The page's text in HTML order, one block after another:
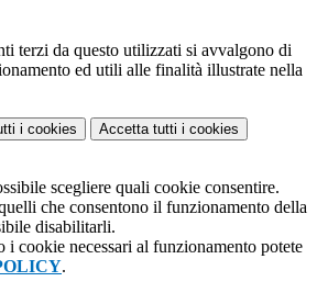
terzi da questo utilizzati si avvalgono di
ed utili alle finalità illustrate nella
i cookies Accetta tutti i cookies
scegliere quali cookie consentire.
che consentono il funzionamento della
disabilitarli.
i cookie necessari al funzionamento potete
.